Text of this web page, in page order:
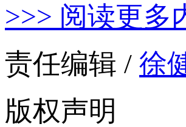
>>> 阅读更多
责任编辑 / 徐
版权声明